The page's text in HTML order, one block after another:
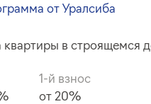
от Уралсиба
квартиры в строящемся
1-й взнос
от 20%